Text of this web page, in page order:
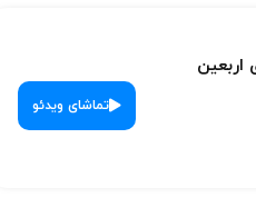
اربعین
تماشای ویدئو